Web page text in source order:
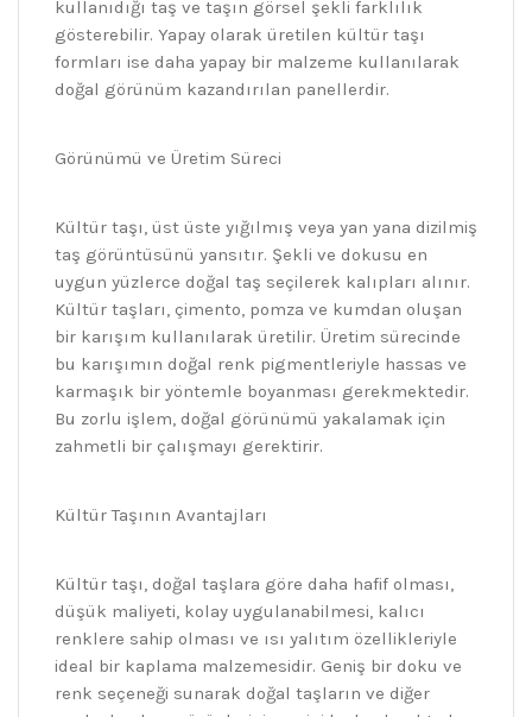
kullanıdığı taş ve taşın görsel şekli farklılık
gösterebilir. Yapay olarak üretilen kültür taşı
formları ise daha yapay bir malzeme kullanılarak
doğal görünüm kazandırılan panellerdir.
Görünümü ve Üretim Süreci
Kültür taşı, üst üste yığılmış veya yan yana dizilmiş
taş görüntüsünü yansıtır. Şekli ve dokusu en
uygun yüzlerce doğal taş seçilerek kalıpları alınır.
Kültür taşları, çimento, pomza ve kumdan oluşan
bir karışım kullanılarak üretilir. Üretim sürecinde
bu karışımın doğal renk pigmentleriyle hassas ve
karmaşık bir yöntemle boyanması gerekmektedir.
Bu zorlu işlem, doğal görünümü yakalamak için
zahmetli bir çalışmayı gerektirir.
Kültür Taşının Avantajları
Kültür taşı, doğal taşlara göre daha hafif olması,
düşük maliyeti, kolay uygulanabilmesi, kalıcı
renklere sahip olması ve ısı yalıtım özellikleriyle
ideal bir kaplama malzemesidir. Geniş bir doku ve
renk seçeneği sunarak doğal taşların ve diğer